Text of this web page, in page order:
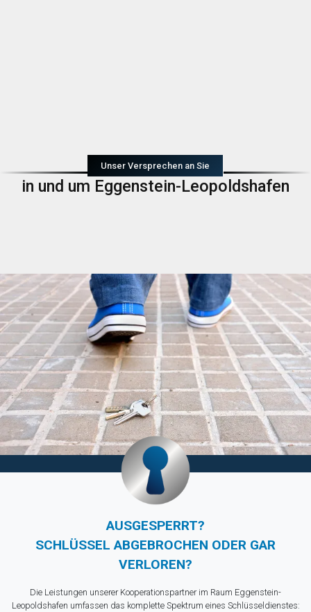
Unser Versprechen an Sie
in und um Eggenstein-Leopoldshafen
AUSGESPERRT?
SCHLÜSSEL ABGEBROCHEN ODER GAR
VERLOREN?
Die Leistungen unserer Kooperationspartner im Raum Eggenstein-
Leopoldshafen umfassen das komplette Spektrum eines Schlüsseldienstes: